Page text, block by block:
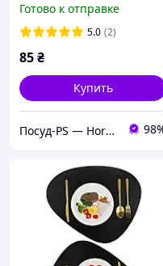
Готово к отправке
5.0 (2)
85₴
Купить
Посуд-PS — Horeca Посуда Подарки